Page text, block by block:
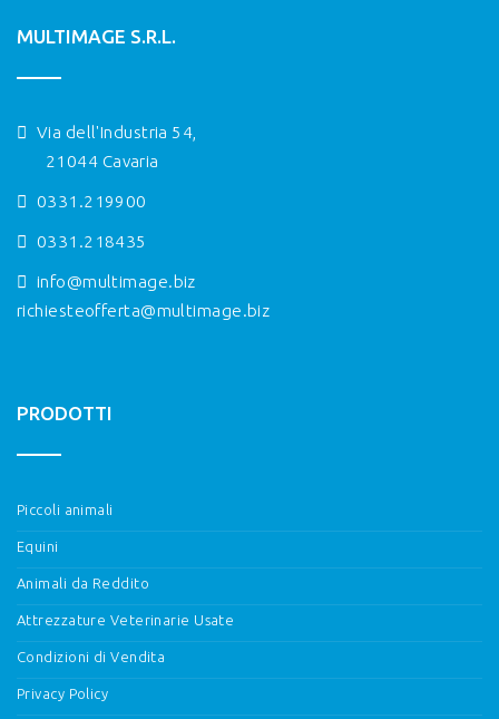
MULTIMAGE S.R.L.
Via dell'Industria 54,
21044 Cavaria
0331.219900
0331.218435
info@multimage.biz
richiesteofferta@multimage.biz
PRODOTTI
Piccoli animali
Equini
Animali da Reddito
Attrezzature Veterinarie Usate
Condizioni di Vendita
Privacy Policy